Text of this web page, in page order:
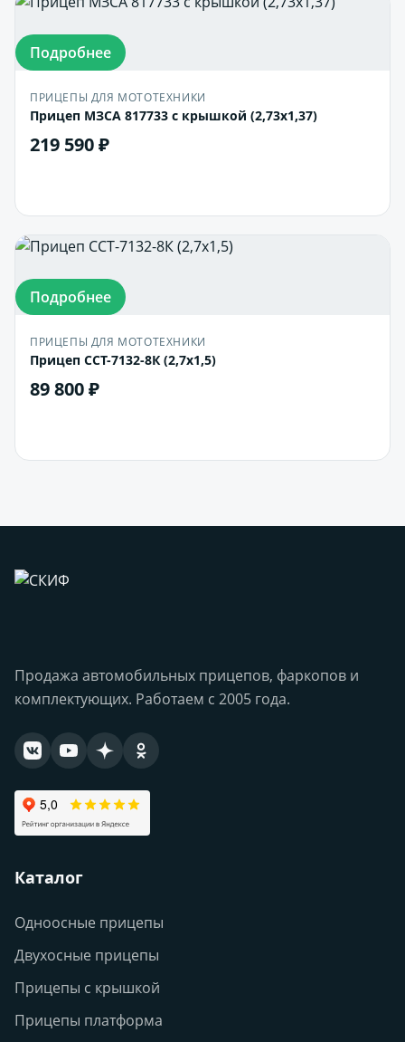
Подробнее
ПРИЦЕПЫ ДЛЯ МОТОТЕХНИКИ
Прицеп МЗСА 817733 с крышкой (2,73х1,37)
219 590 ₽
Подробнее
ПРИЦЕПЫ ДЛЯ МОТОТЕХНИКИ
Прицеп ССТ-7132-8К (2,7х1,5)
89 800 ₽
Продажа автомобильных прицепов, фаркопов и
комплектующих. Работаем с 2005 года.
Каталог
Одноосные прицепы
Двухосные прицепы
Прицепы с крышкой
Прицепы платформа